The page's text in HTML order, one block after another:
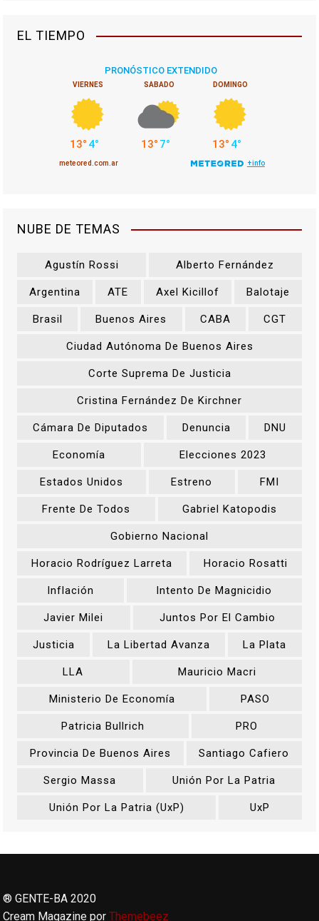
EL TIEMPO
NUBE DE TEMAS
Agustín Rossi Alberto Fernández
Argentina ATE Axel Kicillof Balotaje
Brasil Buenos Aires CABA CGT
Ciudad Autónoma De Buenos Aires
Corte Suprema De Justicia
Cristina Fernández De Kirchner
Cámara De Diputados Denuncia DNU
Economía Elecciones 2023
Estados Unidos Estreno FMI
Frente De Todos Gabriel Katopodis
Gobierno Nacional
Horacio Rodríguez Larreta Horacio Rosatti
Inflación Intento De Magnicidio
Javier Milei Juntos Por El Cambio
Justicia La Libertad Avanza La Plata
LLA Mauricio Macri
Ministerio De Economía PASO
Patricia Bullrich PRO
Provincia De Buenos Aires Santiago Cafiero
Sergio Massa Unión Por La Patria
Unión Por La Patria (UxP) UxP
® GENTE-BA 2020
Cream Magazine porThemebeez